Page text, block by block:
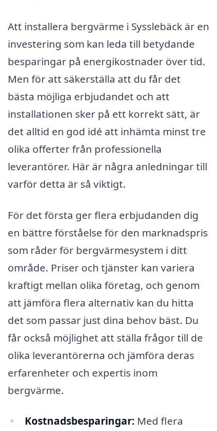
Att installera bergvärme i Sysslebäck är en
investering som kan leda till betydande
besparingar på energikostnader över tid.
Men för att säkerställa att du får det
bästa möjliga erbjudandet och att
installationen sker på ett korrekt sätt, är
det alltid en god idé att inhämta minst tre
olika offerter från professionella
leverantörer. Här är några anledningar till
varför detta är så viktigt.
För det första ger flera erbjudanden dig
en bättre förståelse för den marknadspris
som råder för bergvärmesystem i ditt
område. Priser och tjänster kan variera
kraftigt mellan olika företag, och genom
att jämföra flera alternativ kan du hitta
det som passar just dina behov bäst. Du
får också möjlighet att ställa frågor till de
olika leverantörerna och jämföra deras
erfarenheter och expertis inom
bergvärme.
Kostnadsbesparingar: Med flera